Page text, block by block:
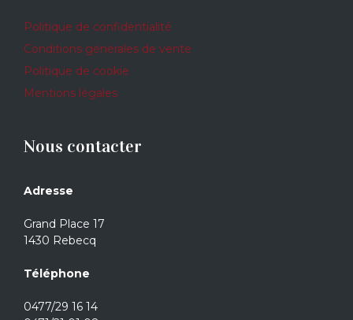
Politique de confidentialité
Conditions générales de vente
Politique de cookie
Mentions légales
Nous contacter
Adresse
Grand Place 17
1430 Rebecq
Téléphone
0477/29 16 14